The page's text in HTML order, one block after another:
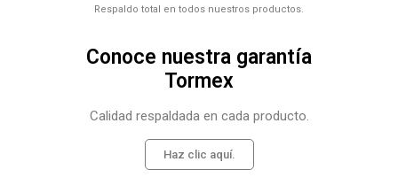
Respaldo total en todos nuestros productos.
Conoce nuestra garantía
Tormex
Calidad respaldada en cada producto.
Haz clic aquí.